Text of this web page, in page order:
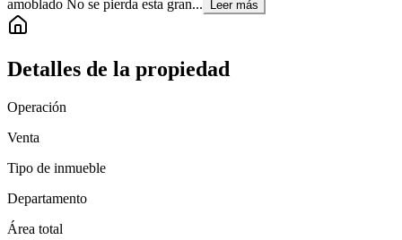
amoblado No se pierda esta gran...
Leer más
Detalles de la propiedad
Operación
Venta
Tipo de inmueble
Departamento
Área total